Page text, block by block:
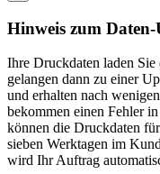
Hinweis zum
Ihre Druckdaten laden
gelangen dann zu einer
und erhalten nach
bekommen einen Fehler
können die Druckdaten
sieben Werktagen im
wird Ihr Auftrag